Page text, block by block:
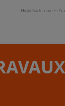
Highcharts.com ©